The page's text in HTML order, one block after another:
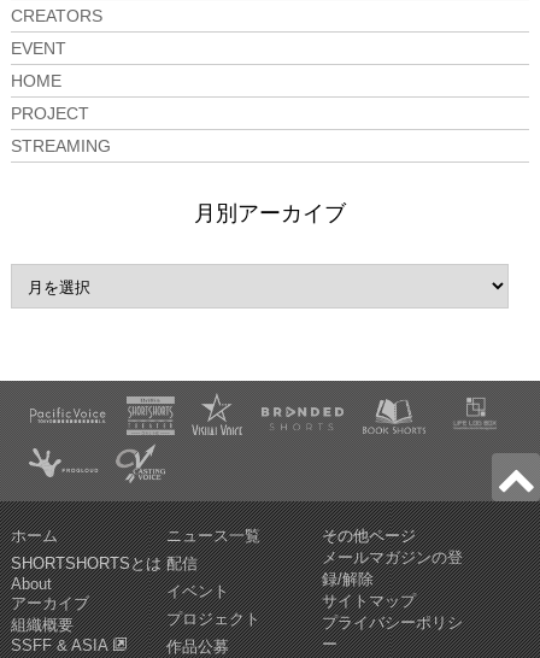
CREATORS
EVENT
HOME
PROJECT
STREAMING
月別アーカイブ
ホーム
SHORTSHORTSとは
About
アーカイブ
組織概要
SSFF & ASIA
ニュース一覧
配信
イベント
プロジェクト
作品公募
その他ページ
メールマガジンの登
録/解除
サイトマップ
プライバシーポリシ
ー